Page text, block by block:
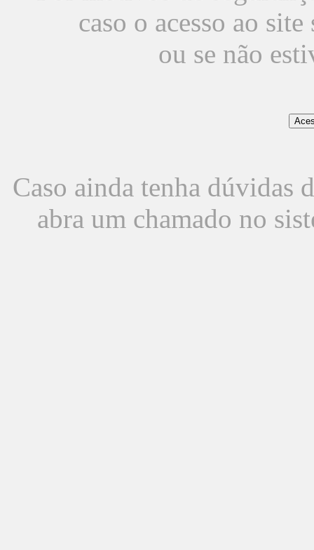
caso o acesso ao
ou se não
Caso ainda tenha dúvidas
abra um chamado no